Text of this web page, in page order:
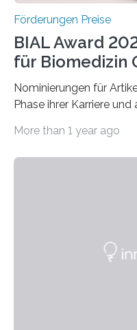
Förderungen Preise
BIAL Award
für Biomedizin
Nominierungen für
Phase ihrer Karriere
Leben gerufen, um die
Foundation, des BIAL
More than 1 year ago